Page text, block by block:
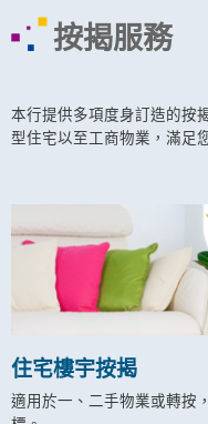
按揭服務
本行提供多項度身訂造的按
型住宅以至工商物業，滿足
住宅樓宇按揭
適用於一、二手物業或轉按